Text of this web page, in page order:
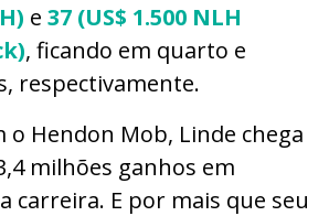
e 37 (US$ 1.500 NLH
, ficando em quarto e
respectivamente.
o Hendon Mob, Linde chega
milhões ganhos em
carreira. E por mais que seu